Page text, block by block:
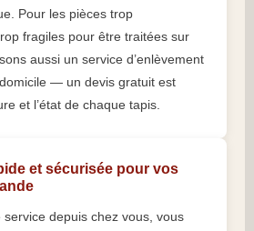
Pour les pièces trop
fragiles pour être traitées sur
aussi un service d’enlèvement
— un devis gratuit est
et l’état de chaque tapis.
et sécurisée pour vos
service depuis chez vous, vous